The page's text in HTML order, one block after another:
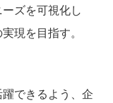
ズを可視化し
現を目指す。
できるよう、企